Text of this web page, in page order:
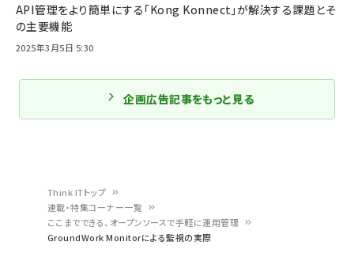
Think ITトップ
連載・特集コーナー一覧
ここまでできる、オープンソースで手軽に運用管理
GroundWork Monitorによる監視の実際
API管理をより簡単にする「Kong Konnect」が解決する課題とそ
の主要機能
2025年3月5日 5:30
企画広告記事をもっと見る